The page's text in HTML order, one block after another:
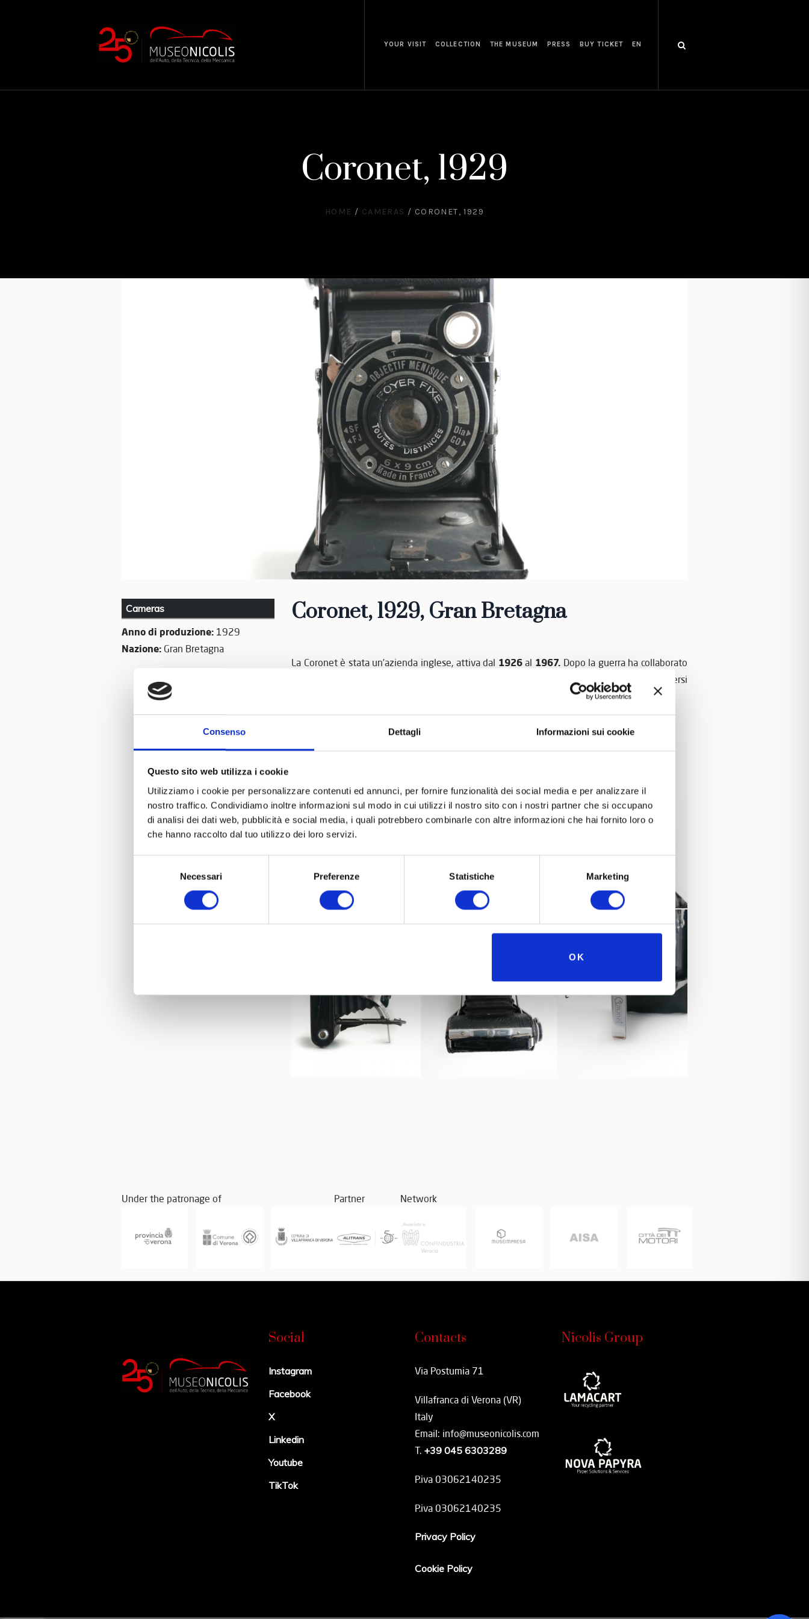
Consenso Dettagli Informazioni sui cookie
Questo sito web utilizza i cookie
Utilizziamo i cookie per personalizzare contenuti ed annunci, per fornire funzionalità dei social media e per analizzare il
nostro traffico. Condividiamo inoltre informazioni sul modo in cui utilizzi il nostro sito con i nostri partner che si occupano
di analisi dei dati web, pubblicità e social media, i quali potrebbero combinarle con altre informazioni che hai fornito loro o
che hanno raccolto dal tuo utilizzo dei loro servizi.
Necessari Preferenze Statistiche Marketing
OK
YOUR VISIT COLLECTION THE MUSEUM PRESS BUY TICKET EN
Coronet, 1929
HOME / CAMERAS / CORONET, 1929
Cameras
Anno di produzione: 1929
Nazione: Gran Bretagna
Coronet, 1929, Gran Bretagna
La Coronet è stata un’azienda inglese, attiva dal 1926al 1967. Dopo la guerra ha collaborato
per evitare restrizioni all'importazione in Francia. Diversi
modelli di fotocamere Coronet sono stati realizzati in Francia, alcuni con obiettivi Boyer.
Under the patronage of Partner Network
Social
Instagram
Facebook
X
Linkedin
Youtube
TikTok
Contacts
Via Postumia 71
Villafranca di Verona (VR)
Italy
Email: info@museonicolis.com
T. +39 045 6303289
P.iva 03062140235
P.iva 03062140235
Privacy Policy
Cookie Policy
Nicolis Group